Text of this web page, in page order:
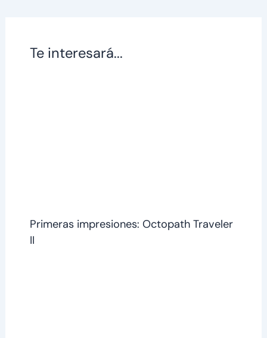
Te interesará...
Primeras impresiones: Octopath Traveler
II